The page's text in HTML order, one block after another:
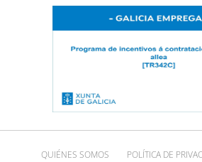
QUIÉNES SOMOS POLÍTICA DE